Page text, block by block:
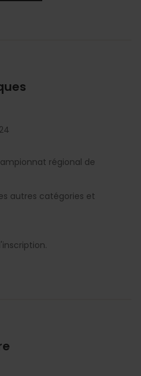
régional de
autres catégories et